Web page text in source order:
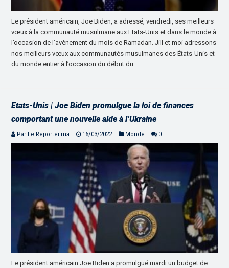
Le président américain, Joe Biden, a adressé, vendredi, ses meilleurs
vœux à la communauté musulmane aux Etats-Unis et dans le monde à
l’occasion de l’avènement du mois de Ramadan. Jill et moi adressons
nos meilleurs vœux aux communautés musulmanes des États-Unis et
du monde entier à l’occasion du début du …
Etats-Unis | Joe Biden promulgue la loi de finances
comportant une nouvelle aide à l’Ukraine
Par Le Reporter.ma 16/03/2022 Monde 0
Le président américain Joe Biden a promulgué mardi un budget de